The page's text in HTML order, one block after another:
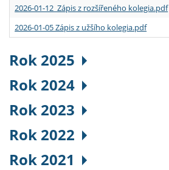
2026-01-12 Zápis z rozšířeného kolegia.pdf
2026-01-05 Zápis z užšího kolegia.pdf
Rok 2025
Rok 2024
Rok 2023
Rok 2022
Rok 2021